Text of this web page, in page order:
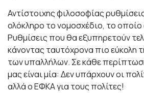
Αντίστοιχης φιλοσοφίας
ολόκληρο το νομοσχέδιο, το
Ρυθμίσεις που θα εξυπηρετούν
κάνοντας ταυτόχρονα πιο εύκολη
των υπαλλήλων. Σε κάθε
μας είναι μία: Δεν υπάρχουν οι
αλλά ο ΕΦΚΑ για τους πολίτες!